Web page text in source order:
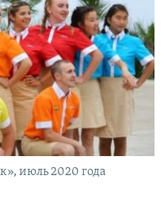
июль 2020 года